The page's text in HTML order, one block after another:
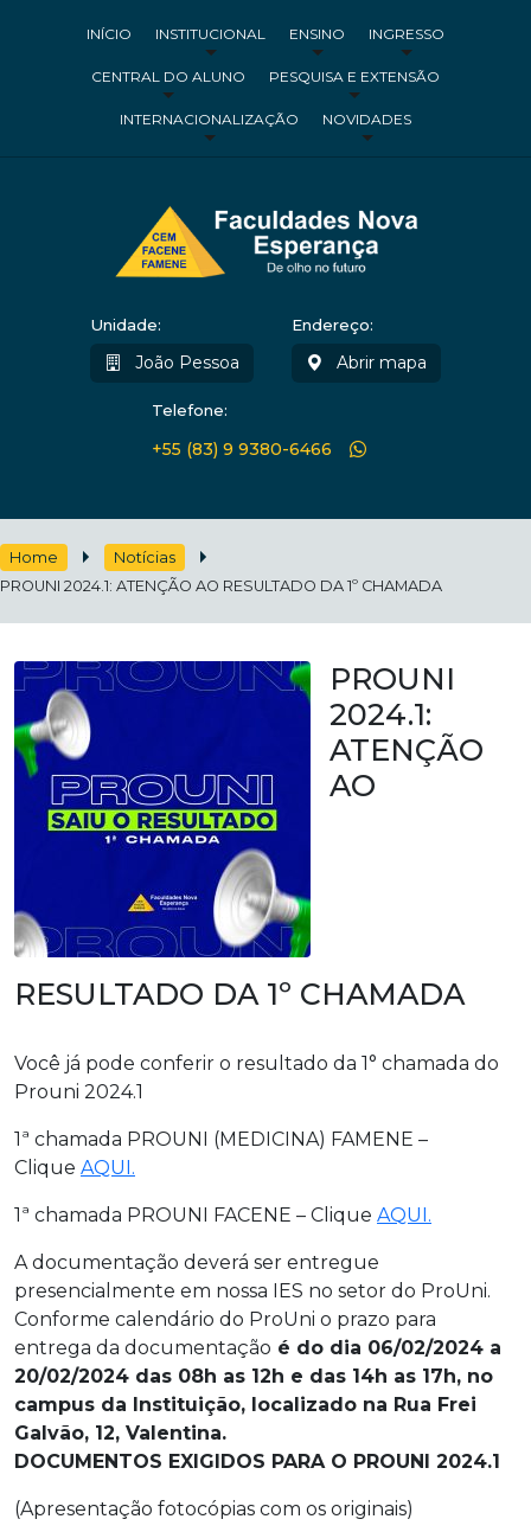
INÍCIO INSTITUCIONAL ENSINO INGRESSO
CENTRAL DO ALUNO PESQUISA E EXTENSÃO
INTERNACIONALIZAÇÃO NOVIDADES
Unidade:
João Pessoa
Endereço:
Abrir mapa
Telefone:
+55 (83) 9 9380-6466
Home
Notícias
PROUNI 2024.1: ATENÇÃO AO RESULTADO DA 1º CHAMADA
PROUNI
2024.1:
ATENÇÃO
AO
RESULTADO DA 1º CHAMADA
Você já pode conferir o resultado da 1° chamada do
Prouni 2024.1
1ª chamada PROUNI (MEDICINA) FAMENE –
Clique AQUI.
1ª chamada PROUNI FACENE – Clique AQUI.
A documentação deverá ser entregue
presencialmente em nossa IES no setor do ProUni.
Conforme calendário do ProUni o prazo para
entrega da documentação é do dia 06/02/2024 a
20/02/2024 das 08h as 12h e das 14h as 17h, no
campus da Instituição, localizado na Rua Frei
Galvão, 12, Valentina.
DOCUMENTOS EXIGIDOS PARA O PROUNI 2024.1
(Apresentação fotocópias com os originais)